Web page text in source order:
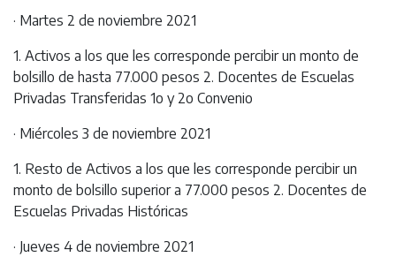
· Martes 2 de noviembre 2021
1. Activos a los que les corresponde percibir un monto de
bolsillo de hasta 77.000 pesos 2. Docentes de Escuelas
Privadas Transferidas 1o y 2o Convenio
· Miércoles 3 de noviembre 2021
1. Resto de Activos a los que les corresponde percibir un
monto de bolsillo superior a 77.000 pesos 2. Docentes de
Escuelas Privadas Históricas
· Jueves 4 de noviembre 2021